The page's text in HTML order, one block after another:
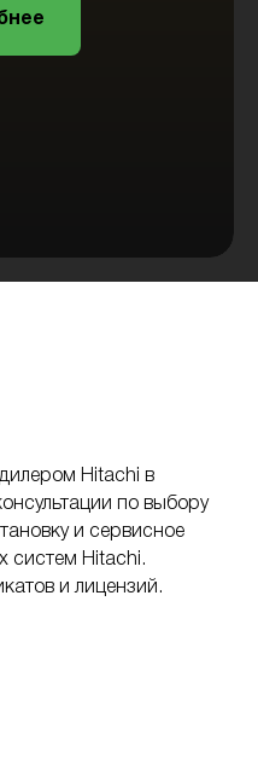
Hitachi в
по выбору
и сервисное
систем Hitachi.
и лицензий.